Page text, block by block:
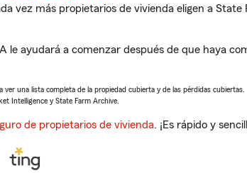
vez más propietarios de vivienda eligen a
le ayudará a comenzar después de que haya
ver una lista completa de la propiedad cubierta y de las pérdidas cubiertas.
Intelligence y State Farm Archive.
de propietarios de vivienda. ¡Es rápido y